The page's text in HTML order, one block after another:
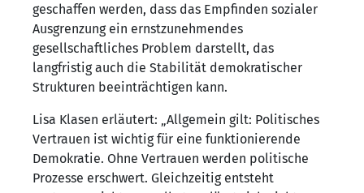
geschaffen werden, dass das Empfinden sozialer
Ausgrenzung ein ernstzunehmendes
gesellschaftliches Problem darstellt, das
langfristig auch die Stabilität demokratischer
Strukturen beeinträchtigen kann.
Lisa Klasen erläutert: „Allgemein gilt: Politisches
Vertrauen ist wichtig für eine funktionierende
Demokratie. Ohne Vertrauen werden politische
Prozesse erschwert. Gleichzeitig entsteht